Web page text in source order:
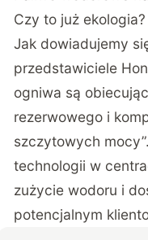
Czy to już
Jak dowiadujemy
przedstawiciele
ogniwa są
rezerwowego i
szczytowych
technologii w
zużycie wodoru i
potencjalnym